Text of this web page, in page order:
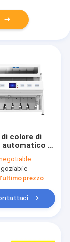
di colore di
automatico di
del
negotiable
prezzo